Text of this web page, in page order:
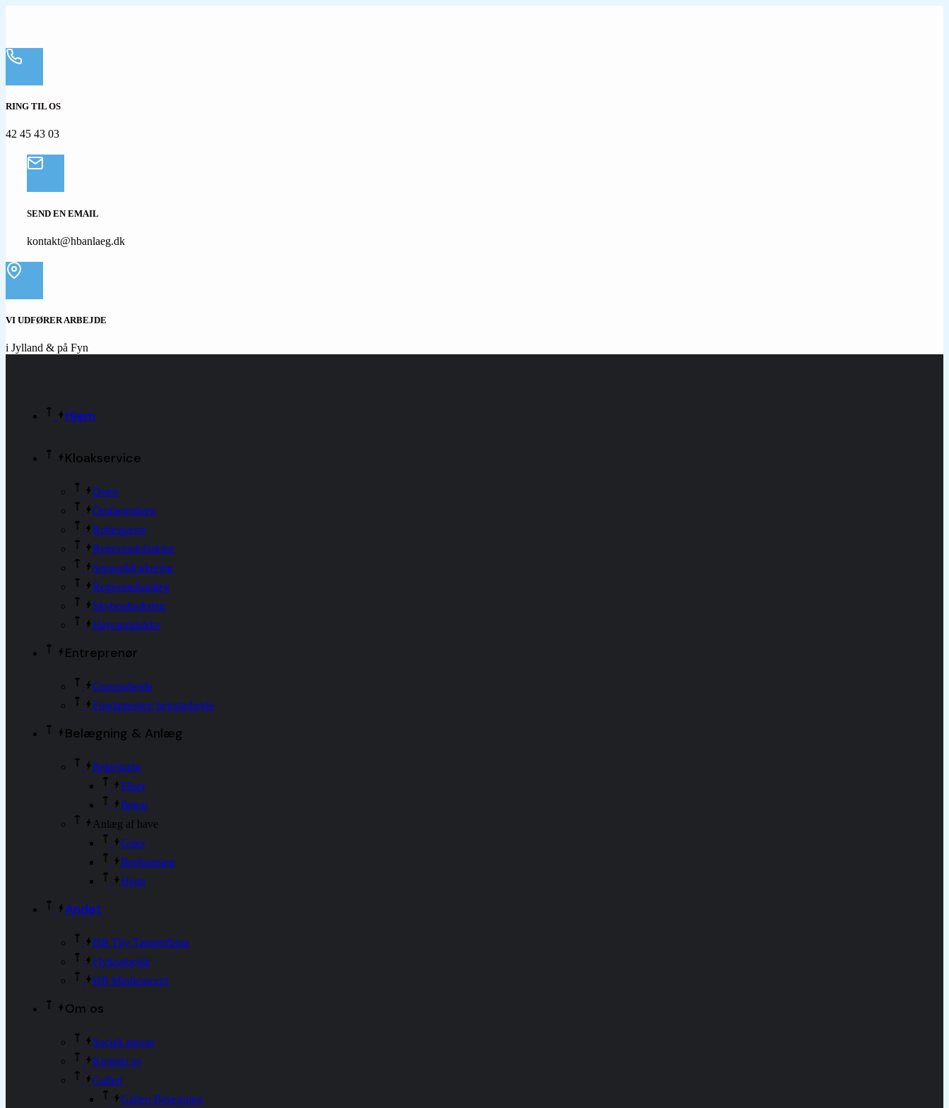
RING TIL OS
42 45 43 03
SEND EN EMAIL
kontakt@hbanlaeg.dk
VI UDFØRER ARBEJDE
i Jylland & på Fyn
Hjem
Kloakservice
Dræn
Omfangsdræn
Rottespærre
Regnvandsfaskine
Separatkloakering
Regnvandsanlæg
Skybrudssikring
Højvandslukke
Entreprenør
Gravearbejde
Fundamenter/ betonarbejde
Belægning & Anlæg
Belægning
Fliser
Beton
Anlæg af have
Græs
Beplantning
Hegn
Andet
HB Thy Tømrerfirma
Flyttearbejde
HB Minikoncept
Om os
Socialt ansvar
Kontakt os
Galleri
Galleri Belægning